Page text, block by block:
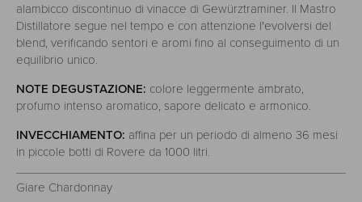
alambicco discontinuo di vinacce di Gewürztraminer. Il Mastro
Distillatore segue nel tempo e con attenzione l'evolversi del
blend, verificando sentori e aromi fino al conseguimento di un
equilibrio unico.
NOTE DEGUSTAZIONE: colore leggermente ambrato,
profumo intenso aromatico, sapore delicato e armonico.
INVECCHIAMENTO: affina per un periodo di almeno 36 mesi
in piccole botti di Rovere da 1000 litri.
Giare Chardonnay